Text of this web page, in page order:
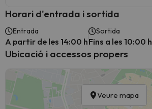
Horari d'entrada i sortida
Entrada
A partir de les 14:00 h
Sortida
Fins a les 10:00 h
Ubicació i accessos propers
Veure mapa